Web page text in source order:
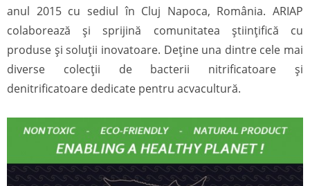
anul 2015 cu sediul în Cluj Napoca, România. ARIAP
colaborează și sprijină comunitatea științifică cu
produse și soluții inovatoare. Deține una dintre cele mai
diverse colecții de bacterii nitrificatoare și
denitrificatoare dedicate pentru acvacultură.